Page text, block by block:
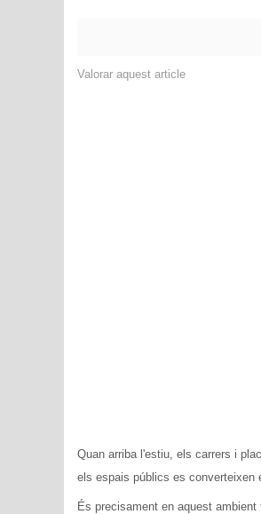
Valorar aquest article
Quan arriba l'estiu, els carrers i
els espais públics es converteixen
És precisament en aquest